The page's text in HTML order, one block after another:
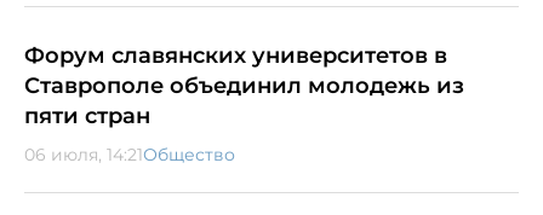
Форум славянских университетов в
Ставрополе объединил молодежь из
пяти стран
06 июля, 14:21Общество